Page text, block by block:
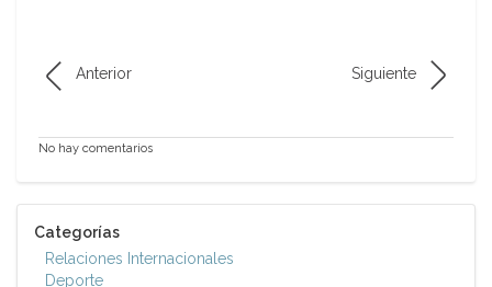
Anterior Siguiente
No hay comentarios
Categorías
Relaciones Internacionales
Deporte